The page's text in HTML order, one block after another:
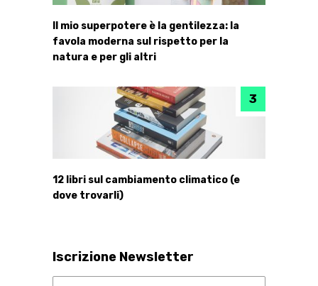
Il mio superpotere è la gentilezza: la
favola moderna sul rispetto per la
natura e per gli altri
12 libri sul cambiamento climatico (e
dove trovarli)
Iscrizione Newsletter